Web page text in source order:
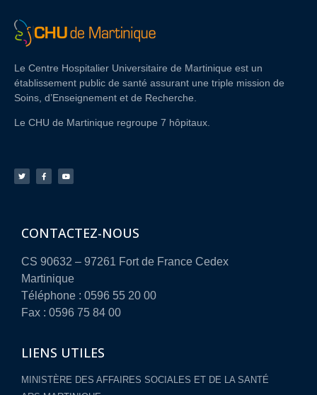
Le Centre Hospitalier Universitaire de Martinique est un
établissement public de santé assurant une triple mission de
Soins, d’Enseignement et de Recherche.
Le CHU de Martinique regroupe 7 hôpitaux.
CONTACTEZ-NOUS
CS 90632 – 97261 Fort de France Cedex
Martinique
Téléphone : 0596 55 20 00
Fax : 0596 75 84 00
LIENS UTILES
MINISTÈRE DES AFFAIRES SOCIALES ET DE LA SANTÉ